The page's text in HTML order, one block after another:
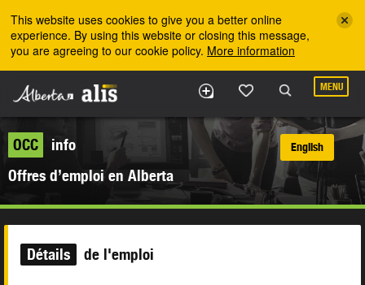
This website uses cookies to give you a better online
experience. By using this website or closing this message,
you are agreeing to our cookie policy. More information
MENU
OCC
info
Offres d’emploi en Alberta
English
Détails de l'emploi